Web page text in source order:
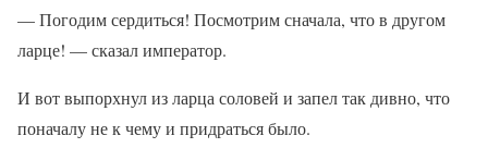
— Погодим сердиться! Посмотрим сначала, что в другом
ларце! — сказал император.
И вот выпорхнул из ларца соловей и запел так дивно, что
поначалу не к чему и придраться было.